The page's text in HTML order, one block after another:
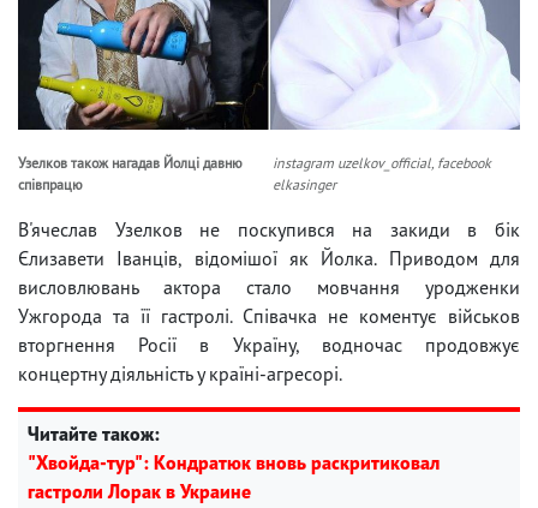
Узелков також нагадав Йолці давню
співпрацю
instagram uzelkov_official, facebook
elkasinger
В'ячеслав Узелков не поскупився на закиди в бік
Єлизавети Іванців, відомішої як Йолка. Приводом для
висловлювань актора стало мовчання уродженки
Ужгорода та її гастролі. Співачка не коментує військов
вторгнення Росії в Україну, водночас продовжує
концертну діяльність у країні-агресорі.
Читайте також:
"Хвойда-тур": Кондратюк вновь раскритиковал
гастроли Лорак в Украине